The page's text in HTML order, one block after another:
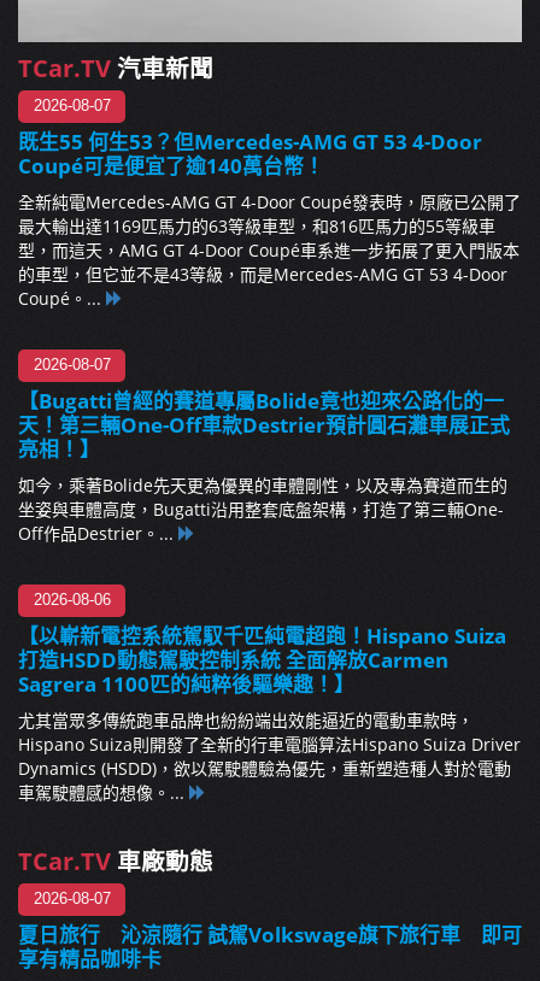
TCar.TV汽車新聞
2026-08-07
既生55 何生53？但Mercedes-AMG GT 53 4-Door
Coupé可是便宜了逾140萬台幣！
全新純電Mercedes-AMG GT 4-Door Coupé發表時，原廠已公開了
最大輸出達1169匹馬力的63等級車型，和816匹馬力的55等級車
型，而這天，AMG GT 4-Door Coupé車系進一步拓展了更入門版本
的車型，但它並不是43等級，而是Mercedes-AMG GT 53 4-Door
Coupé。...
2026-08-07
【Bugatti曾經的賽道專屬Bolide竟也迎來公路化的一
天！第三輛One-Off車款Destrier預計圓石灘車展正式
亮相！】
如今，乘著Bolide先天更為優異的車體剛性，以及專為賽道而生的
坐姿與車體高度，Bugatti沿用整套底盤架構，打造了第三輛One-
Off作品Destrier。...
2026-08-06
【以嶄新電控系統駕馭千匹純電超跑！Hispano Suiza
打造HSDD動態駕駛控制系統 全面解放Carmen
Sagrera 1100匹的純粹後驅樂趣！】
尤其當眾多傳統跑車品牌也紛紛端出效能逼近的電動車款時，
Hispano Suiza則開發了全新的行車電腦算法Hispano Suiza Driver
Dynamics (HSDD)，欲以駕駛體驗為優先，重新塑造種人對於電動
車駕駛體感的想像。...
TCar.TV 車廠動態
2026-08-07
夏日旅行 沁涼隨行 試駕Volkswage旗下旅行車 即可
享有精品咖啡卡